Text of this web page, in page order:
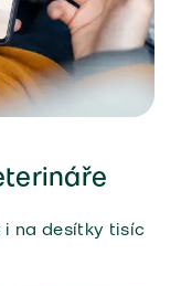
i na desítky tisíc